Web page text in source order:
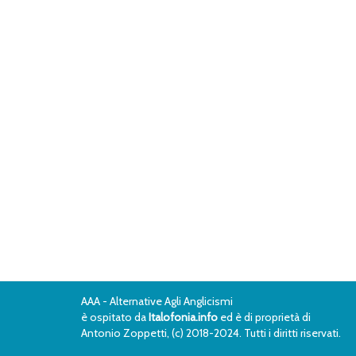
AAA - Alternative Agli Anglicismi
è ospitato daItalofonia.info ed è di proprietà di
Antonio Zoppetti, (c) 2018-2024. Tutti i diritti riservati.